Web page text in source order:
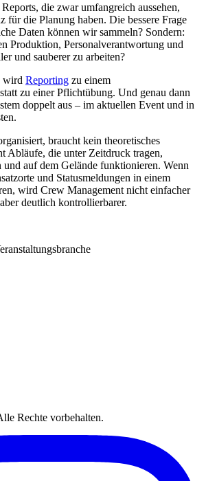
die zwar umfangreich aussehen,
für die Planung haben. Die bessere Frage
Daten können wir sammeln? Sondern:
Produktion, Personalverantwortung und
und sauberer zu arbeiten?
wird Reporting zu einem
zu einer Pflichtübung. Und genau dann
doppelt aus – im aktuellen Event und in
braucht kein theoretisches
Abläufe, die unter Zeitdruck tragen,
und auf dem Gelände funktionieren. Wenn
und Statusmeldungen in einem
wird Crew Management nicht einfacher
deutlich kontrollierbarer.
Rechte vorbehalten.